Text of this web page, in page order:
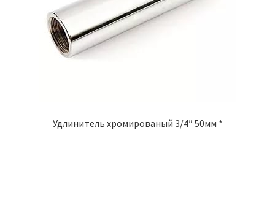
Удлинитель хромированый 3/4″ 50мм *